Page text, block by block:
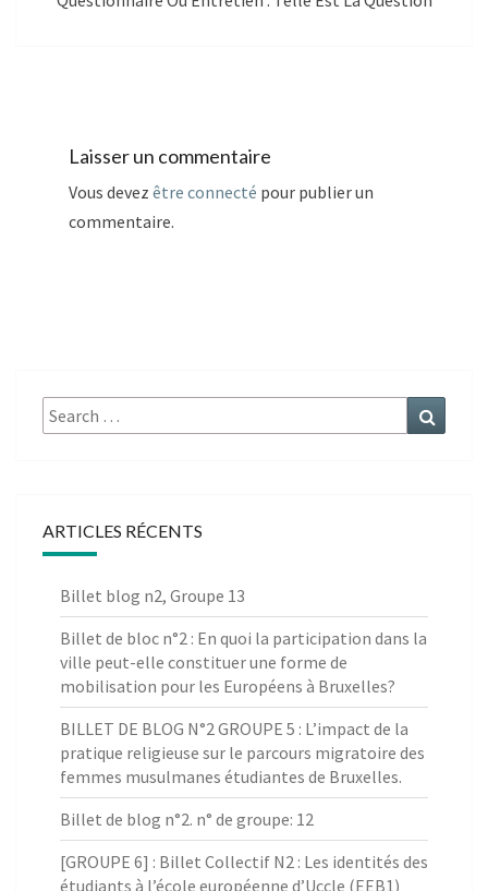
Laisser un commentaire
Vous devez être connecté pour publier un
commentaire.
Search
for:
ARTICLES RÉCENTS
Billet blog n2, Groupe 13
Billet de bloc n°2 : En quoi la participation dans la
ville peut-elle constituer une forme de
mobilisation pour les Européens à Bruxelles?
BILLET DE BLOG N°2 GROUPE 5 : L’impact de la
pratique religieuse sur le parcours migratoire des
femmes musulmanes étudiantes de Bruxelles.
Billet de blog n°2. n° de groupe: 12
[GROUPE 6] : Billet Collectif N2 : Les identités des
étudiants à l’école européenne d’Uccle (EEB1)